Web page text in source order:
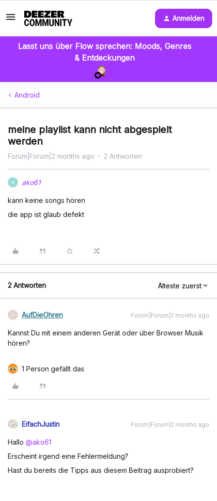
Anmelden
Lasst uns über Flow sprechen: Moods, Genres
& Entdeckungen
Android
meine playlist kann nicht abgespielt
werden
Forum|Forum|2 months ago 2 Antworten
A ako61
kann keine songs hören
die app ist glaub defekt
2 Antworten Älteste zuerst
A AufDieOhren Forum|Forum|2 months ago
Kannst Du mit einem anderen Gerät oder über Browser Musik
hören?
1 Person gefällt das
EifachJustin Forum|Forum|2 months ago
Hallo ​ @ako61
Erscheint irgend eine Fehlermeldung?
Hast du bereits die Tipps aus diesem Beitrag ausprobiert?